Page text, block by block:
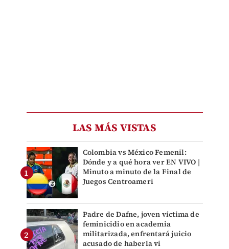
LAS MÁS VISTAS
Colombia vs México Femenil:
Dónde y a qué hora ver EN VIVO |
Minuto a minuto de la Final de
Juegos Centroameri
Padre de Dafne, joven víctima de
feminicidio en academia
militarizada, enfrentará juicio
acusado de haberla vi